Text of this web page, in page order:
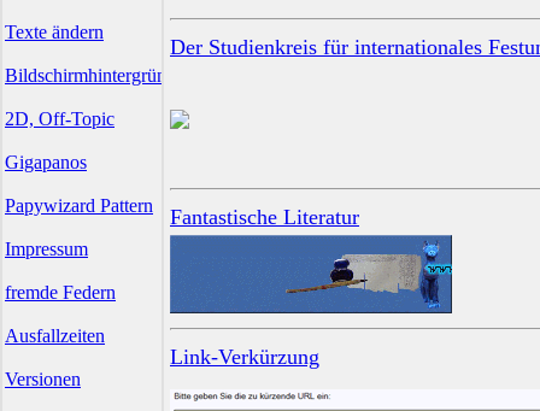
Texte ändern
Bildschirmhintergründe
2D, Off-Topic
Gigapanos
Papywizard Pattern
Impressum
fremde Federn
Ausfallzeiten
Versionen
Der Studienkreis für internationales
Fantastische Literatur
Link-Verkürzung